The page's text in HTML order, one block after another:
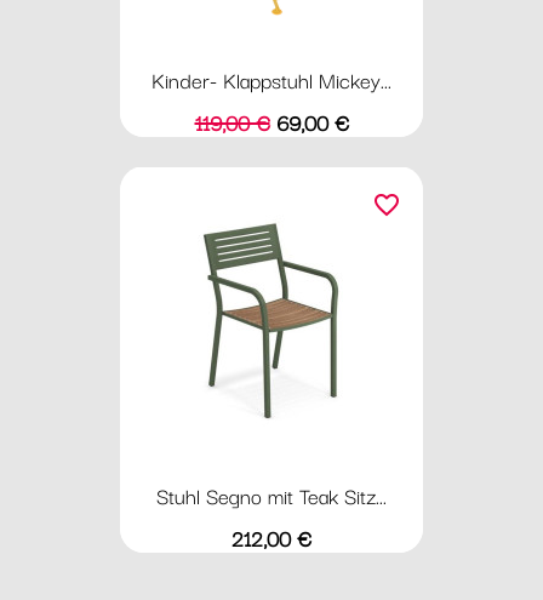
Kinder- Klappstuhl Mickey...
Verkaufspreis
119,00 € Preis
69,00 €
Stuhl Segno mit Teak Sitz...
Preis
212,00 €
favorite_border